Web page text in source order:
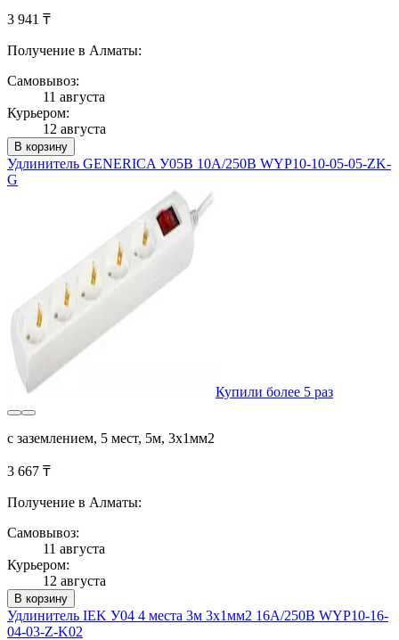
3 941 ₸
Получение в Алматы:
Самовывоз:
11 августа
Курьером:
12 августа
В корзину
Удлинитель GENERICA У05В 10А/250В WYP10-10-05-05-ZK-
G
Купили более 5 раз
с заземлением, 5 мест, 5м, 3х1мм2
3 667 ₸
Получение в Алматы:
Самовывоз:
11 августа
Курьером:
12 августа
В корзину
Удлинитель IEK У04 4 места 3м 3х1мм2 16А/250В WYP10-16-
04-03-Z-K02